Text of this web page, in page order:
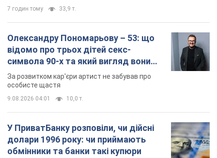
7 годин тому 33,9 т.
Олександру Пономарьову – 53: що
відомо про трьох дітей секс-
символа 90-х та який вигляд вони
мають
За розвитком кар'єри артист не забував про
особисте щастя
9.08.2026 04:01 10,0 т.
У ПриватБанку розповіли, чи дійсні
долари 1996 року: чи приймають
обмінники та банки такі купюри